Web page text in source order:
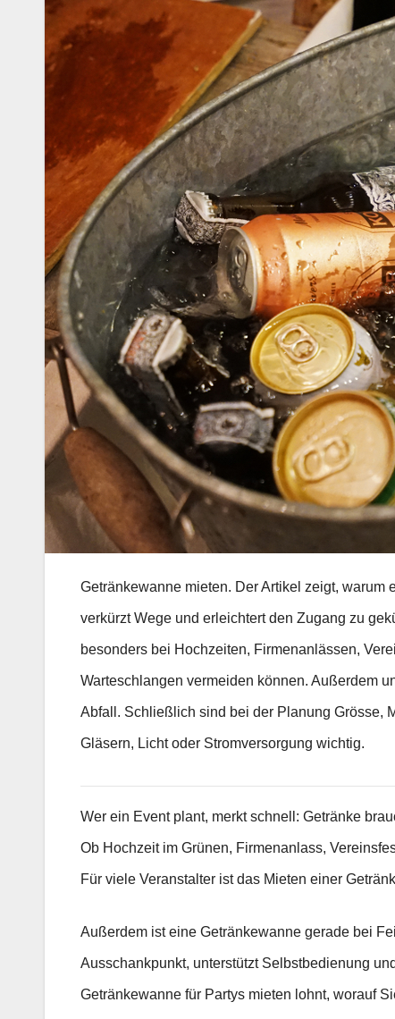
Getränkewanne mieten. Der Artikel zeigt,
verkürzt Wege und erleichtert den Zugang zu
besonders bei Hochzeiten, Firmenanlässen,
Warteschlangen vermeiden können. Außerdem
Abfall. Schließlich sind bei der Planung Grösse,
Gläsern, Licht oder Stromversorgung wichtig.
Wer ein Event plant, merkt schnell: Getränke
Ob Hochzeit im Grünen, Firmenanlass,
Für viele Veranstalter ist das Mieten einer
Außerdem ist eine Getränkewanne gerade bei
Ausschankpunkt, unterstützt Selbstbedienung
Getränkewanne für Partys mieten lohnt, worauf